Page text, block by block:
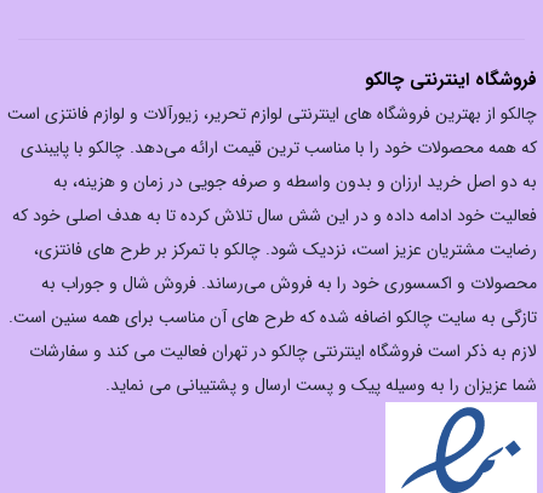
فروشگاه اینترنتی چالکو
چالکو از بهترین فروشگاه های اینترنتی لوازم تحریر، زیورآلات و لوازم فانتزی است
که همه محصولات خود را با مناسب ترین قیمت ارائه می‌دهد. چالکو با پایبندی
به دو اصل خرید ارزان‌ و بدون واسطه و صرفه جویی در زمان و هزینه، به
فعالیت خود ادامه داده و در این شش سال تلاش کرده تا به هدف اصلی خود که
رضایت مشتریان عزیز است، نزدیک شود. چالکو با تمرکز بر طرح های فانتزی،
محصولات و اکسسوری خود را به فروش می‌رساند. فروش شال و جوراب به
تازگی به سایت چالکو اضافه شده که طرح های آن مناسب برای همه سنین است.
لازم به ذکر است فروشگاه اینترنتی چالکو در تهران فعالیت می کند و سفارشات
شما عزیزان را به وسیله پیک و پست ارسال و پشتیبانی می نماید.